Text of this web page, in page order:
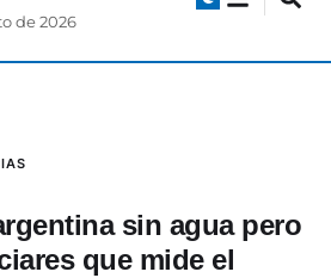
de 2026
sin agua pero
que mide el